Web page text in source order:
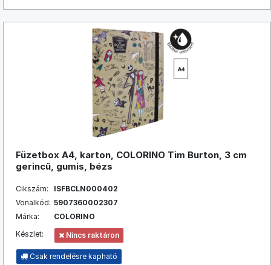
Füzetbox A4, karton, COLORINO Tim Burton, 3 cm
gerincű, gumis, bézs
Cikszám:
ISFBCLN000402
Vonalkód: 5907360002307
Márka:
COLORINO
Készlet:
Nincs raktáron
Csak rendelésre kapható